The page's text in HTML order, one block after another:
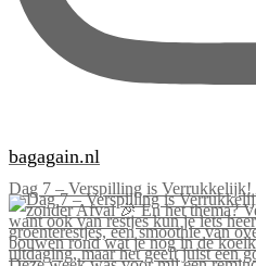
bagagain.nl
Dag 7 – Verspilling is Verrukkelijk!